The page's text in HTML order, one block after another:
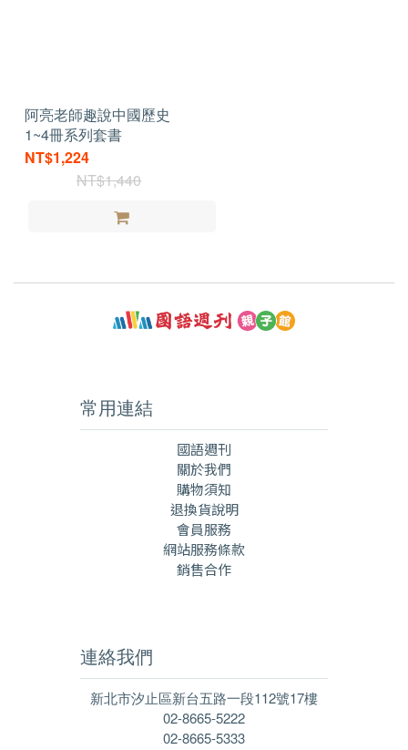
阿亮老師趣說中國歷史
1~4冊系列套書
NT$1,224
NT$1,440
常用連結
國語週刊
關於我們
購物須知
退換貨說明
會員服務
網站服務條款
銷售合作
連絡我們
新北市汐止區新台五路一段112號17樓
02-8665-5222
02-8665-5333